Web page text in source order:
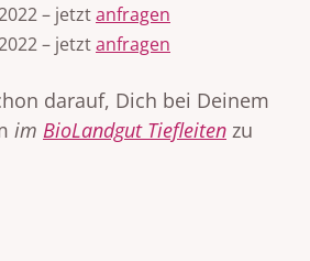
– jetztanfragen
– jetztanfragen
darauf, Dich bei Deinem
im BioLandgut Tiefleiten zu